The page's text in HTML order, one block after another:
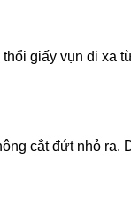
giấy vụn đi xa
cắt đứt nhỏ